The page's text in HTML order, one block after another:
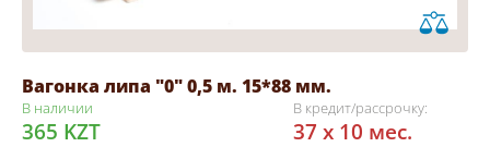
Вагонка липа "0" 0,5 м. 15*88 мм.
В наличии
365 KZT
В кредит/рассрочку:
37 x 10 мес.